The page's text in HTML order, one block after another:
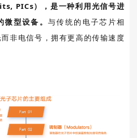
PICs），是一种利用光信号进
微型设备。与传统的电子芯片相
非电信号，拥有更高的传输速度